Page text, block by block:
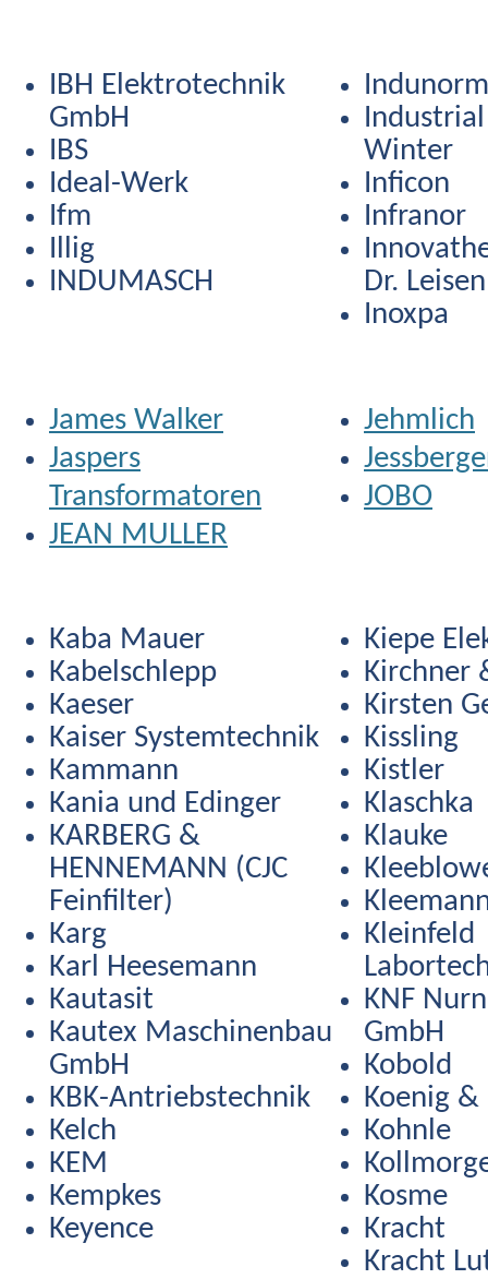
IBH Elektrotechnik
GmbH
IBS
Ideal-Werk
Ifm
Illig
INDUMASCH
Indunorm
Winter
Inficon
Infranor
Dr.
Inoxpa
James Walker
Jaspers
Transformatoren
JEAN MULLER
Jehmlich
JOBO
Kaba Mauer
Kabelschlepp
Kaeser
Kaiser Systemtechnik
Kammann
Kania und Edinger
KARBERG &
HENNEMANN (CJC
Feinfilter)
Karg
Karl Heesemann
Kautasit
Kautex Maschinenbau
GmbH
KBK-Antriebstechnik
Kelch
KEM
Kempkes
Keyence
Kiepe
Kirchner
Kirsten
Kissling
Kistler
Klaschka
Klauke
Kleinfeld
KNF
GmbH
Kobold
Koenig &
Kohnle
Kosme
Kracht
Kracht